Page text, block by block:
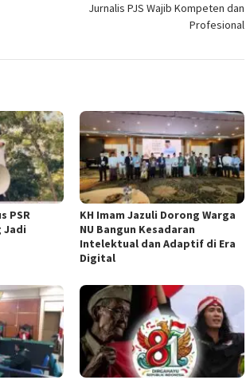
Jurnalis PJS Wajib Kompeten dan
Profesional
PSR
Jadi
KH Imam Jazuli Dorong Warga
NU Bangun Kesadaran
Intelektual dan Adaptif di Era
Digital